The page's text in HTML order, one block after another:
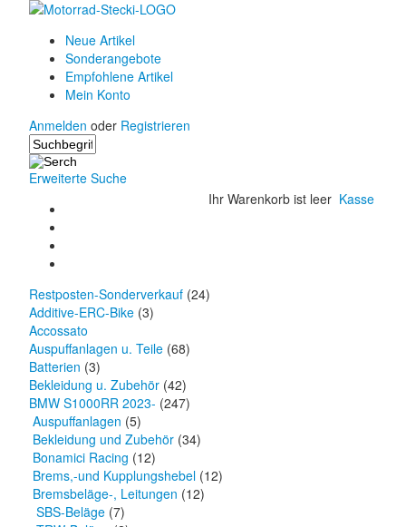
Neue Artikel
Sonderangebote
Empfohlene Artikel
Mein Konto
Anmelden oder Registrieren
Erweiterte Suche
Ihr Warenkorb ist leer Kasse
Restposten-Sonderverkauf (24)
Additive-ERC-Bike (3)
Accossato
Auspuffanlagen u. Teile (68)
Batterien (3)
Bekleidung u. Zubehör (42)
BMW S1000RR 2023- (247)
Auspuffanlagen (5)
Bekleidung und Zubehör (34)
Bonamici Racing (12)
Brems,-und Kupplungshebel (12)
Bremsbeläge-, Leitungen (12)
SBS-Beläge (7)